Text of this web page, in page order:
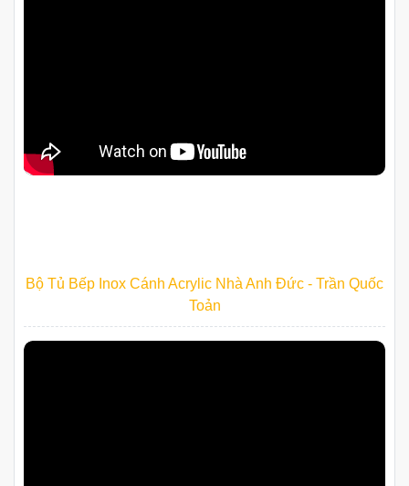
Bộ Tủ Bếp Inox Cánh Acrylic Nhà Anh Đức - Trần Quốc
Toản